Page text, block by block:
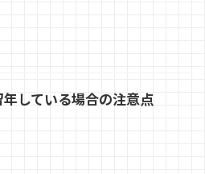
している場合の注意点